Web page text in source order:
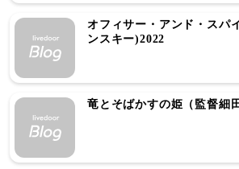
オフィサー・アンド・スパ
ンスキー)2022
竜とそばかすの姫（監督細